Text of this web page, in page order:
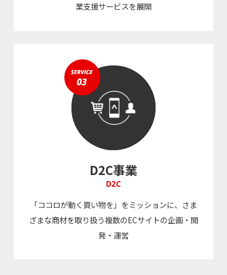
業支援サービスを展開
D2C事業
D2C
「ココロが動く買い物を」をミッションに、さま
ざまな商材を取り扱う複数のECサイトの企画・開
発・運営